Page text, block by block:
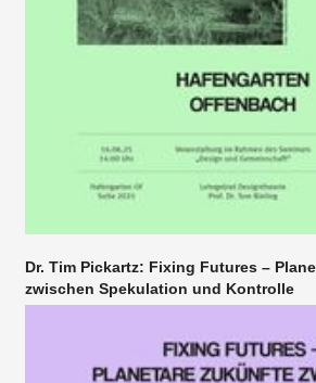
Dr. Tim Pickartz: Fixing Futures –
zwischen Spekulation und Kontrolle